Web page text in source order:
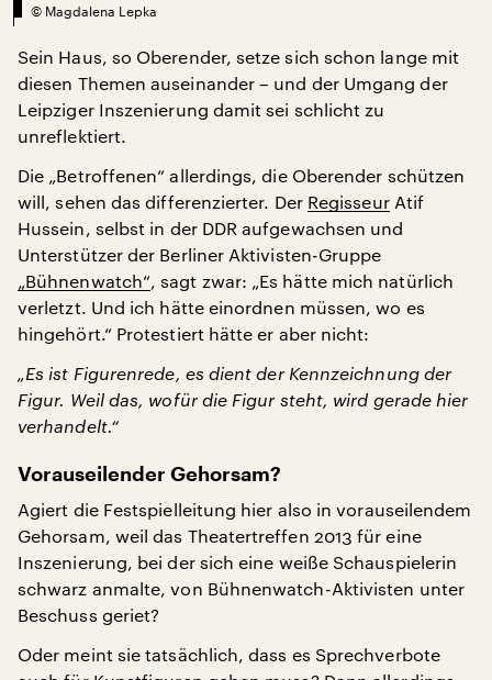
© Magdalena Lepka
Sein Haus, so Oberender, setze sich schon lange mit
diesen Themen auseinander – und der Umgang der
Leipziger Inszenierung damit sei schlicht zu
unreflektiert.
Die „Betroffenen“ allerdings, die Oberender schützen
will, sehen das differenzierter. Der RegisseurAtif
Hussein, selbst in der DDR aufgewachsen und
Unterstützer der Berliner Aktivisten-Gruppe
„Bühnenwatch“, sagt zwar: „Es hätte mich natürlich
verletzt. Und ich hätte einordnen müssen, wo es
hingehört.“ Protestiert hätte er aber nicht:
„Es ist Figurenrede, es dient der Kennzeichnung der
Figur. Weil das, wofür die Figur steht, wird gerade hier
verhandelt.“
Vorauseilender Gehorsam?
Agiert die Festspielleitung hier also in vorauseilendem
Gehorsam, weil das Theatertreffen 2013 für eine
Inszenierung, bei der sich eine weiße Schauspielerin
schwarz anmalte, von Bühnenwatch-Aktivisten unter
Beschuss geriet?
Oder meint sie tatsächlich, dass es Sprechverbote